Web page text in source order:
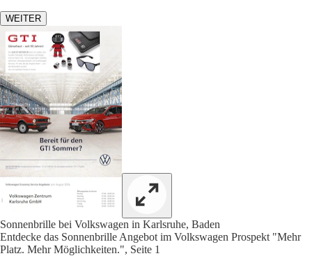
WEITER
Sonnenbrille bei Volkswagen in Karlsruhe, Baden
Entdecke das Sonnenbrille Angebot im Volkswagen Prospekt "Mehr
Platz. Mehr Möglichkeiten.", Seite 1